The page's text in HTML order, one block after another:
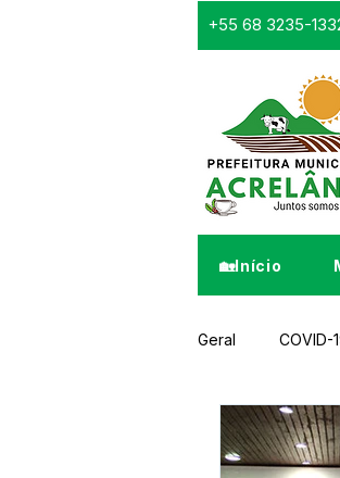
+55 68 3235-
🏡Início
Geral COVID-